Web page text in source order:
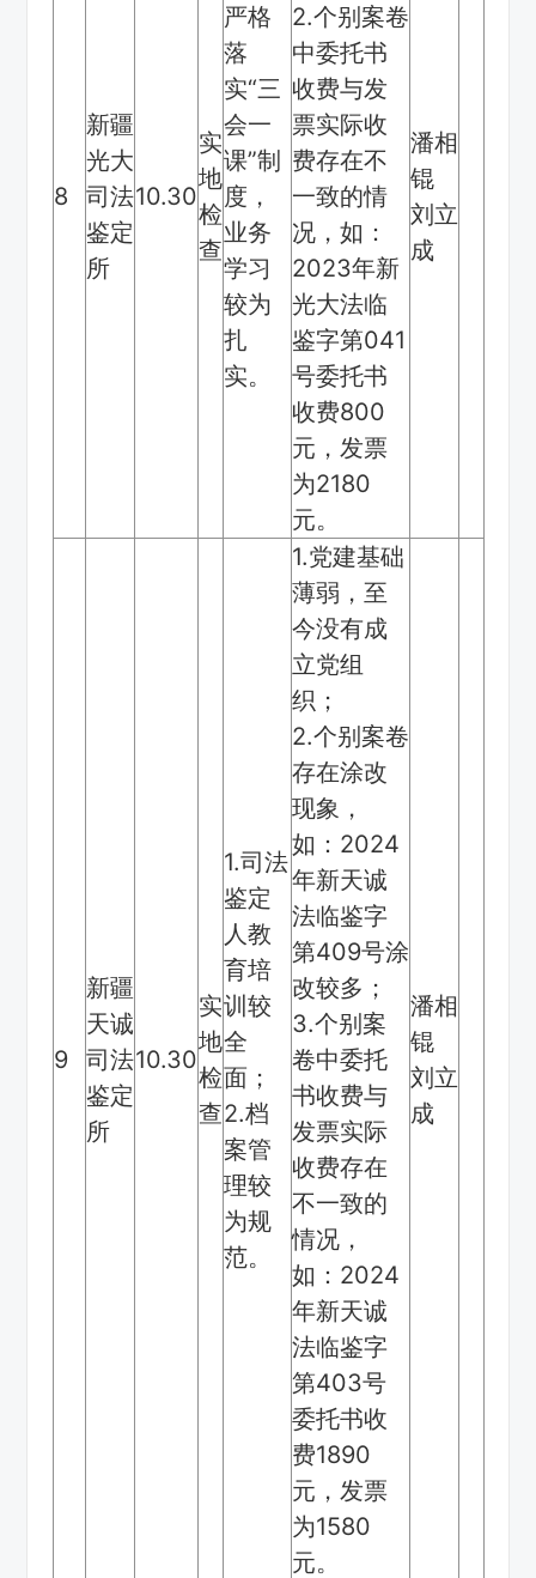
8
新疆
光大
司法
鉴定
所
10.30
实
地
检
查
严格
落
实“三
会一
课”制
度，
业务
学习
较为
扎
实。
2.个别案卷
中委托书
收费与发
票实际收
费存在不
一致的情
况，如：
2023年新
光大法临
鉴字第041
号委托书
收费800
元，发票
为2180
元。
潘相
锟
刘立
成
9
新疆
天诚
司法
鉴定
所
10.30
实
地
检
查
1.司法
鉴定
人教
育培
训较
全
面；
2.档
案管
理较
为规
范。
1.党建基础
薄弱，至
今没有成
立党组
织；
2.个别案卷
存在涂改
现象，
如：2024
年新天诚
法临鉴字
第409号涂
改较多；
3.个别案
卷中委托
书收费与
发票实际
收费存在
不一致的
情况，
如：2024
年新天诚
法临鉴字
第403号
委托书收
费1890
元，发票
为1580
元。
潘相
锟
刘立
成